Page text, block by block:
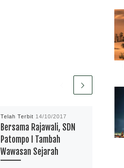
Telah Terbit 14/10/2017
Bersama Rajawali, SDN
Patompo I Tambah
Wawasan Sejarah